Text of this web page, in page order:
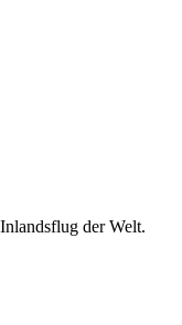
der Welt.